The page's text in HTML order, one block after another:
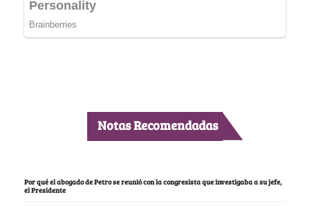
Notas Recomendadas
Por qué el abogado de Petro se reunió con la congresista que investigaba a su jefe,
el Presidente